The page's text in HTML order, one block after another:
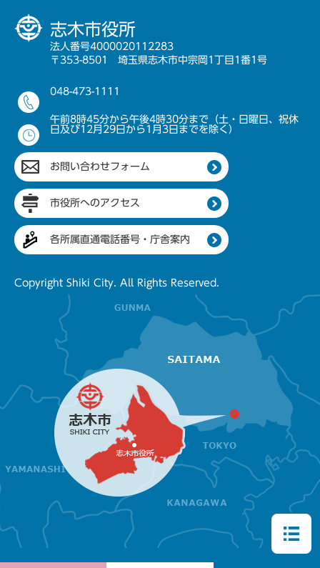
志木市役所
法人番号4000020112283
〒353-8501 埼玉県志木市中宗岡1丁目1番1号
048-473-1111
午前8時45分から午後4時30分まで（土・日曜日、祝休
日及び12月29日から1月3日までを除く）
お問い合わせフォーム
市役所へのアクセス
各所属直通電話番号・庁舎案内
Copyright Shiki City. All Rights Reserved.